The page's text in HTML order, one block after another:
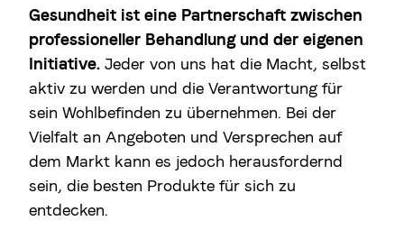
Gesundheit ist eine Partnerschaft zwischen
professioneller Behandlung und der eigenen
Initiative. Jeder von uns hat die Macht, selbst
aktiv zu werden und die Verantwortung für
sein Wohlbefinden zu übernehmen. Bei der
Vielfalt an Angeboten und Versprechen auf
dem Markt kann es jedoch herausfordernd
sein, die besten Produkte für sich zu
entdecken.